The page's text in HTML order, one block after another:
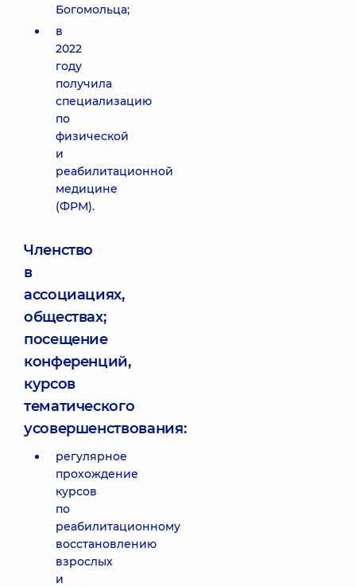
Богомольца;
в
2022
году
получила
специализацию
по
физической
и
реабилитационной
медицине
(ФРМ).
Членство
в
ассоциациях,
обществах;
посещение
конференций,
курсов
тематического
усовершенствования:
регулярное
прохождение
курсов
по
реабилитационному
восстановлению
взрослых
и